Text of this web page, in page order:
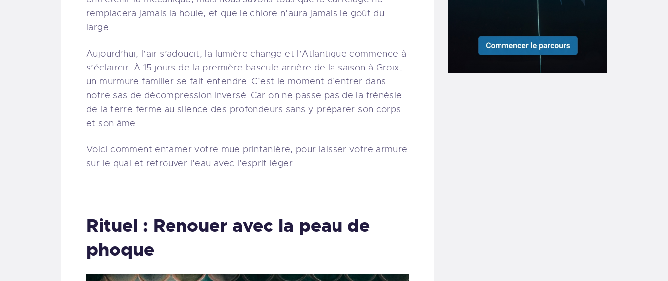
remplacera jamais la houle, et que le chlore n’aura jamais le goût du
large.
Aujourd’hui, l’air s’adoucit, la lumière change et l’Atlantique commence à
s’éclaircir. À 15 jours de la première bascule arrière de la saison à Groix,
un murmure familier se fait entendre. C’est le moment d’entrer dans
notre sas de décompression inversé. Car on ne passe pas de la frénésie
de la terre ferme au silence des profondeurs sans y préparer son corps
et son âme.
Voici comment entamer votre mue printanière, pour laisser votre armure
sur le quai et retrouver l’eau avec l’esprit léger.
Rituel : Renouer avec la peau de
phoque